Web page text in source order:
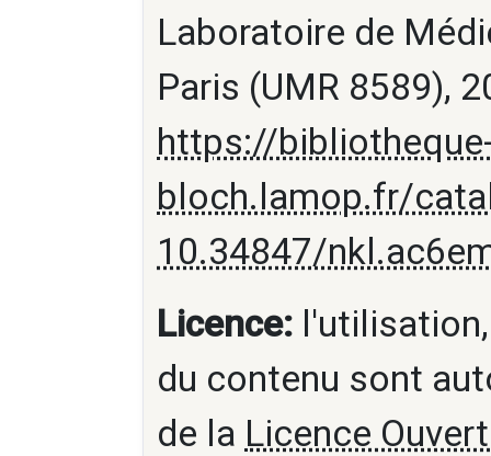
Laboratoire de
Paris (UMR 8589),
https://
bloch.lamop.fr/
10.34847/
Licence:
du contenu sont
de la Licence